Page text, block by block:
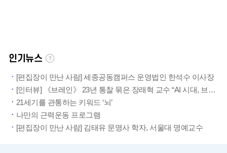
인기뉴스
[편집장이 만난 사람] 세종공동캠퍼스 운영법인 한석수 이사장
[인터뷰] 《브레인》 23년 통찰 묶은 장래혁 교수 “AI 시대, 브레인 리부팅 위한 ‘내적역량’이 인류의 진짜 무기”
21세기를 관통하는 키워드 ‘뇌’
나만의 근력운동 프로그램
[편집장이 만난 사람] 김태유 문명사 학자, 서울대 명예교수